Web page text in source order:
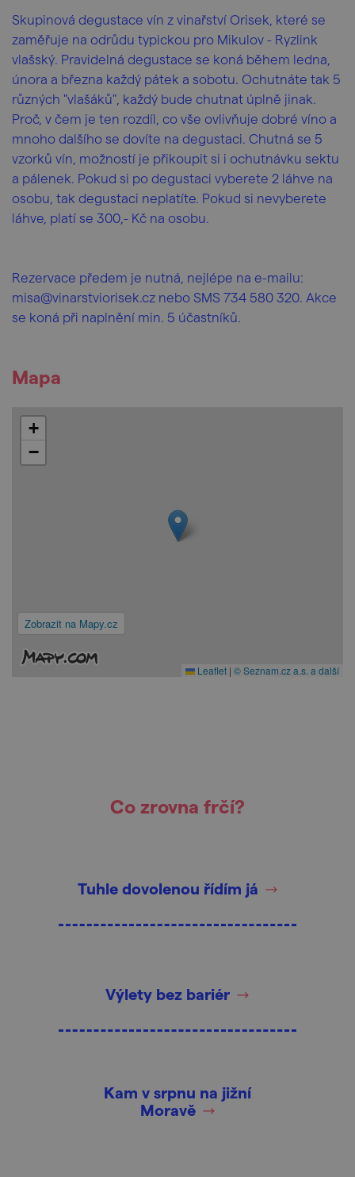
Skupinová degustace vín z vinařství Orisek, které se
zaměřuje na odrůdu typickou pro Mikulov - Ryzlink
vlašský. Pravidelná degustace se koná během ledna,
února a března každý pátek a sobotu. Ochutnáte tak 5
různých "vlašáků", každý bude chutnat úplně jinak.
Proč, v čem je ten rozdíl, co vše ovlivňuje dobré víno a
mnoho dalšího se dovíte na degustaci. Chutná se 5
vzorků vín, možností je přikoupit si i ochutnávku sektu
a pálenek. Pokud si po degustaci vyberete 2 láhve na
osobu, tak degustaci neplatíte. Pokud si nevyberete
láhve, platí se 300,- Kč na osobu.
Rezervace předem je nutná, nejlépe na e-mailu:
misa@vinarstviorisek.cz nebo SMS 734 580 320. Akce
se koná při naplnění min. 5 účastníků.
Mapa
Zobrazit na Mapy.cz
+
−
Leaflet | © Seznam.cz a.s. a další
Co zrovna frčí?
Tuhle dovolenou řídím já
Výlety bez bariér
Kam v srpnu na jižní
Moravě